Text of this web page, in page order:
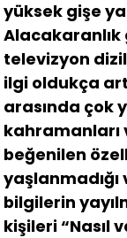
yüksek gişe
Alacakaranlık
televizyon
ilgi oldukça
arasında çok
kahramanları
beğenilen
bilgilerin
kişileri “Nasıl